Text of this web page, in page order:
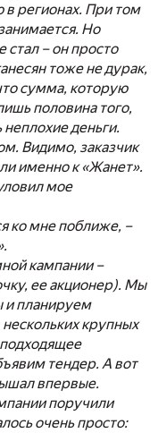
регионах. При том
Но
стал – он просто
тоже не дурак,
сумма, которую
половина того,
деньги.
Видимо, заказчик
именно к «Жанет».
мое
ко мне поближе, –
кампании –
ее акционер). Мы
и планируем
крупных
тендер. А вот
впервые.
поручили
очень просто: